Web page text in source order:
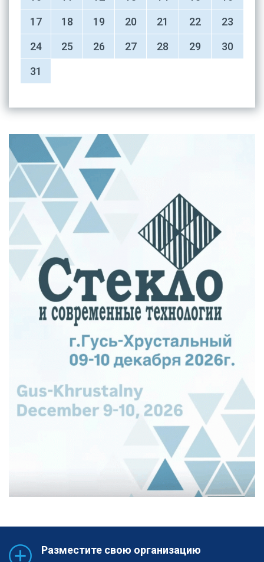
17
18 19 20 21 22
23
24
25 26 27 28 29
30
31
Разместите свою организацию